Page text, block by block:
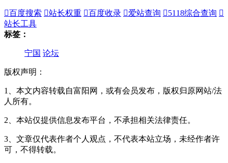
百度搜索 站长权重 百度收录 爱站查询 5118综合查询 
站长工具
标签：
宁国 论坛
版权声明：
1、本文内容转载自富阳网，或有会员发布，版权归原网站/法
人所有。
2、本站仅提供信息发布平台，不承担相关法律责任。
3、文章仅代表作者个人观点，不代表本站立场，未经作者许
可，不得转载。